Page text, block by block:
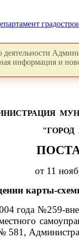
информация и
"ГОРОД
от 11
карты-
года №259-